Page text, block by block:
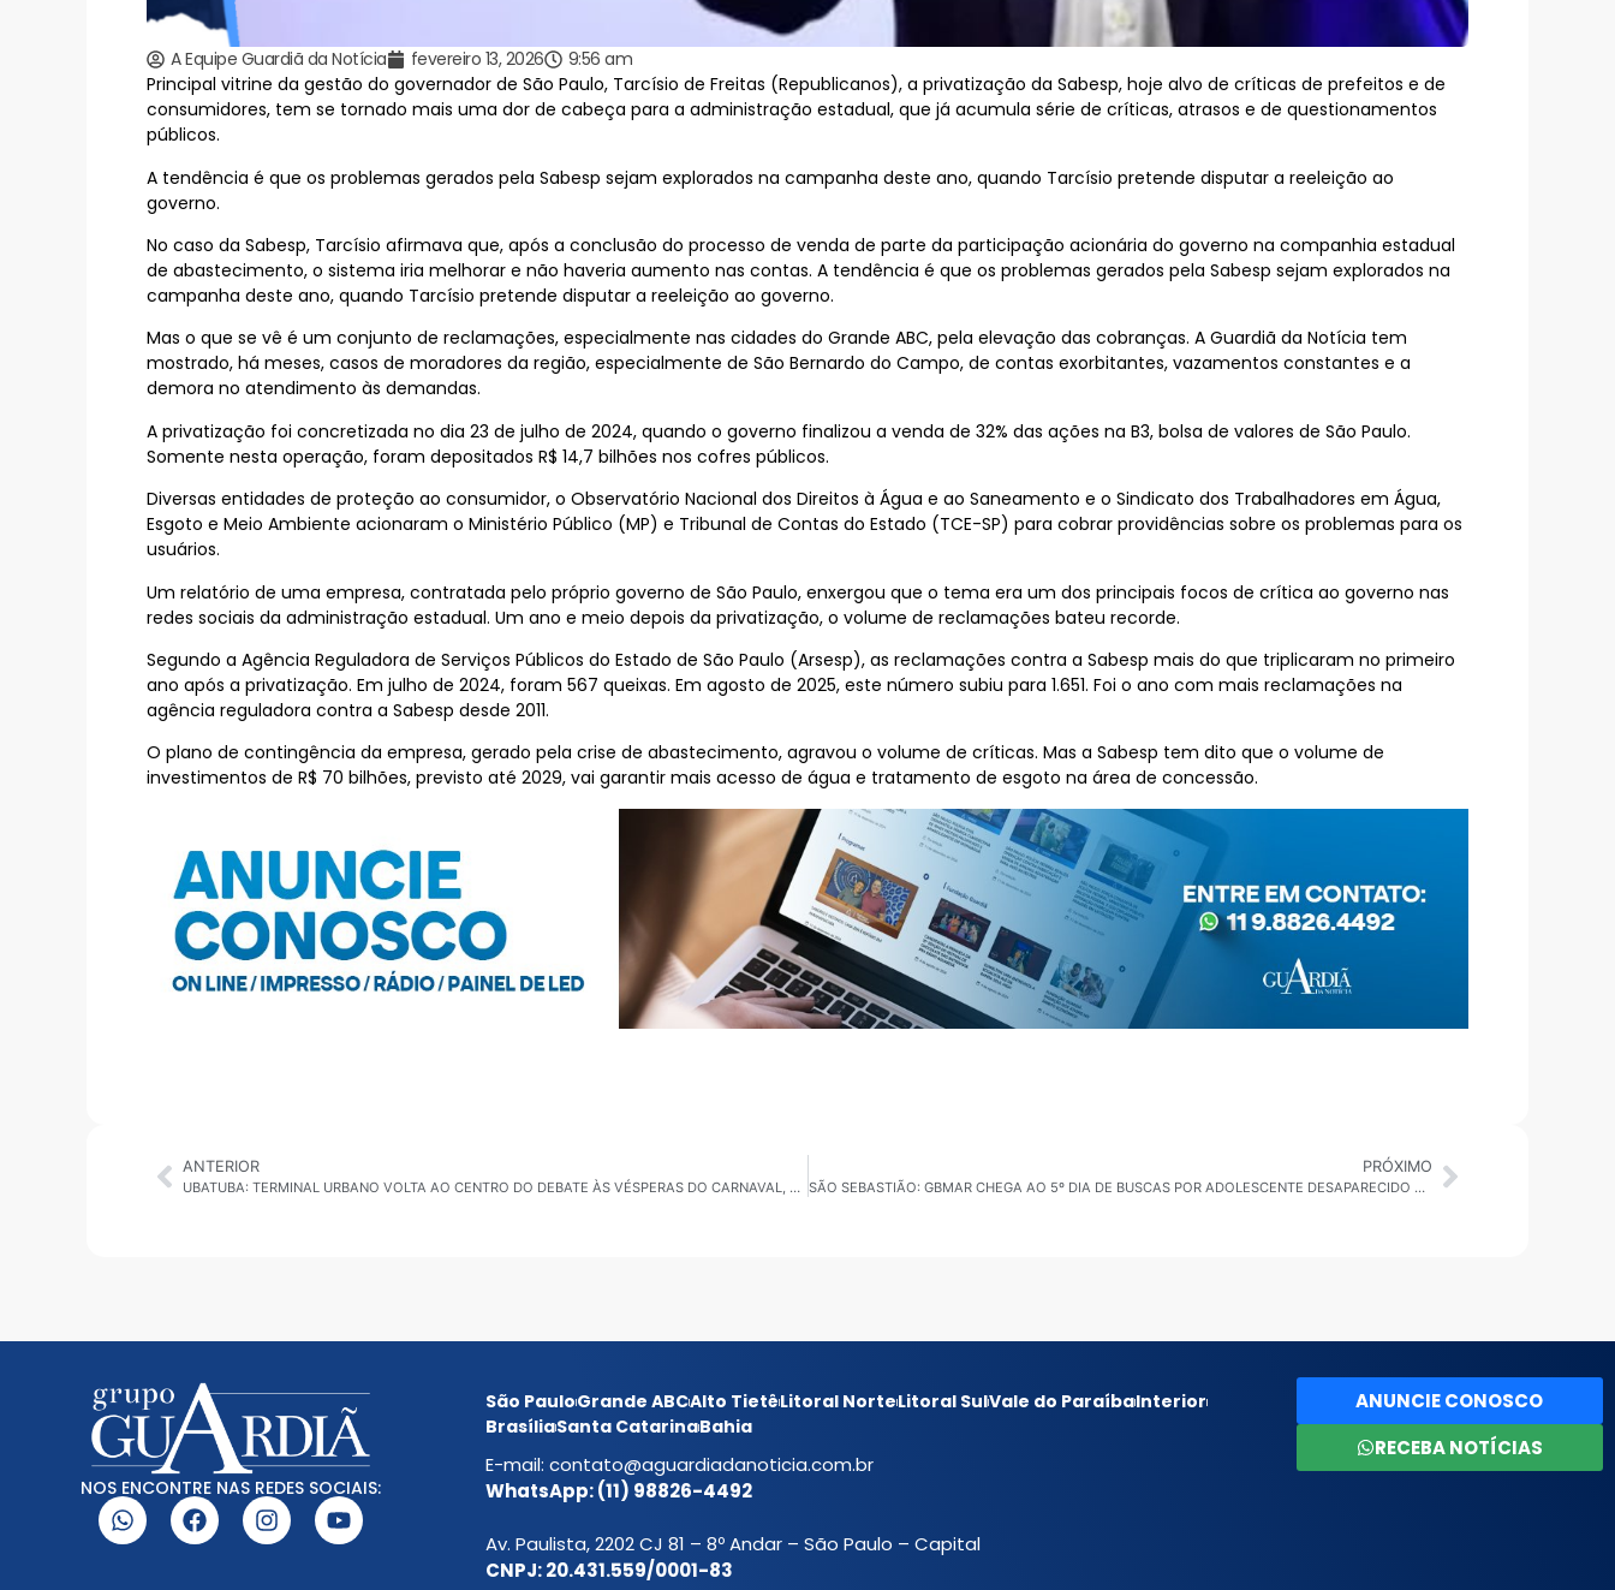
A Equipe Guardiã da Notícia fevereiro 13, 2026
9:56 am
Principal vitrine da gestão do governador de São Paulo, Tarcísio de Freitas (Republicanos), a privatização da Sabesp, hoje alvo de críticas de prefeitos e de
consumidores, tem se tornado mais uma dor de cabeça para a administração estadual, que já acumula série de críticas, atrasos e de questionamentos
públicos.
A tendência é que os problemas gerados pela Sabesp sejam explorados na campanha deste ano, quando Tarcísio pretende disputar a reeleição ao
governo.
No caso da Sabesp, Tarcísio afirmava que, após a conclusão do processo de venda de parte da participação acionária do governo na companhia estadual
de abastecimento, o sistema iria melhorar e não haveria aumento nas contas. A tendência é que os problemas gerados pela Sabesp sejam explorados na
campanha deste ano, quando Tarcísio pretende disputar a reeleição ao governo.
Mas o que se vê é um conjunto de reclamações, especialmente nas cidades do Grande ABC, pela elevação das cobranças. A Guardiã da Notícia tem
mostrado, há meses, casos de moradores da região, especialmente de São Bernardo do Campo, de contas exorbitantes, vazamentos constantes e a
demora no atendimento às demandas.
A privatização foi concretizada no dia 23 de julho de 2024, quando o governo finalizou a venda de 32% das ações na B3, bolsa de valores de São Paulo.
Somente nesta operação, foram depositados R$ 14,7 bilhões nos cofres públicos.
Diversas entidades de proteção ao consumidor, o Observatório Nacional dos Direitos à Água e ao Saneamento e o Sindicato dos Trabalhadores em Água,
Esgoto e Meio Ambiente acionaram o Ministério Público (MP) e Tribunal de Contas do Estado (TCE-SP) para cobrar providências sobre os problemas para os
usuários.
Um relatório de uma empresa, contratada pelo próprio governo de São Paulo, enxergou que o tema era um dos principais focos de crítica ao governo nas
redes sociais da administração estadual. Um ano e meio depois da privatização, o volume de reclamações bateu recorde.
Segundo a Agência Reguladora de Serviços Públicos do Estado de São Paulo (Arsesp), as reclamações contra a Sabesp mais do que triplicaram no primeiro
ano após a privatização. Em julho de 2024, foram 567 queixas. Em agosto de 2025, este número subiu para 1.651. Foi o ano com mais reclamações na
agência reguladora contra a Sabesp desde 2011.
O plano de contingência da empresa, gerado pela crise de abastecimento, agravou o volume de críticas. Mas a Sabesp tem dito que o volume de
investimentos de R$ 70 bilhões, previsto até 2029, vai garantir mais acesso de água e tratamento de esgoto na área de concessão.
ANTERIOR
UBATUBA: TERMINAL URBANO VOLTA AO CENTRO DO DEBATE ÀS VÉSPERAS DO CARNAVAL, COM QUEIXAS DE INSEGURANÇA E FALTA DE HIGIENE
PRÓXIMO
SÃO SEBASTIÃO: GBMAR CHEGA AO 5º DIA DE BUSCAS POR ADOLESCENTE DESAPARECIDO EM JUQUEHY
NOS ENCONTRE NAS REDES SOCIAIS:
São PauloGrande ABCAlto TietêLitoral NorteLitoral SulVale do ParaíbaInterior
BrasíliaSanta CatarinaBahia
E-mail: contato@aguardiadanoticia.com.br
WhatsApp: (11) 98826-4492
Av. Paulista, 2202 CJ 81 – 8º Andar – São Paulo – Capital
CNPJ: 20.431.559/0001-83
ANUNCIE CONOSCO
RECEBA NOTÍCIAS